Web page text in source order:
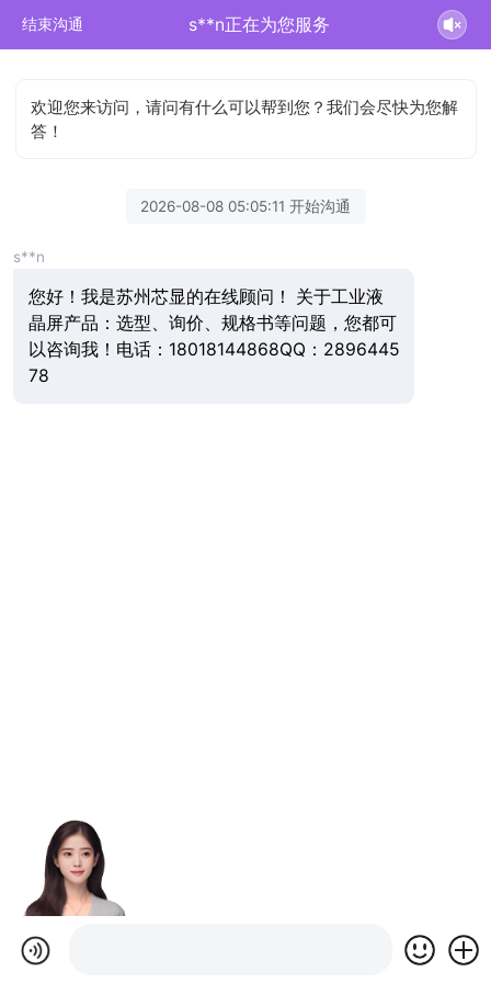
结束沟通 s**n正在为您服务
欢迎您来访问，请问有什么可以帮到您？我们会尽快为您解
答！
2026-08-08 05:05:11 开始沟通
s**n
您好！我是苏州芯显的在线顾问！ 关于工业液
晶屏产品：选型、询价、规格书等问题，您都可
以咨询我！电话：18018144868QQ：2896445
78